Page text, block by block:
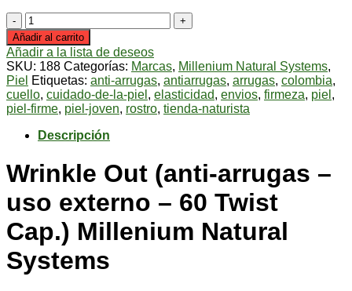
Wrinkle
Out
(anti-
arrugas
-
uso
externo
-
60
Twist
Millenium
Systems
Añadir al carrito
Añadir a la lista de deseos
SKU: 188 Categorías: Marcas, Millenium Natural Systems,
Piel Etiquetas: anti-arrugas, antiarrugas, arrugas, colombia,
cuello, cuidado-de-la-piel , elasticidad, envios, firmeza, piel ,
piel-firme, piel-joven, rostro, tienda-naturista
Descripción
Wrinkle Out (anti-arrugas –
uso externo – 60 Twist
Cap.) Millenium Natural
Systems